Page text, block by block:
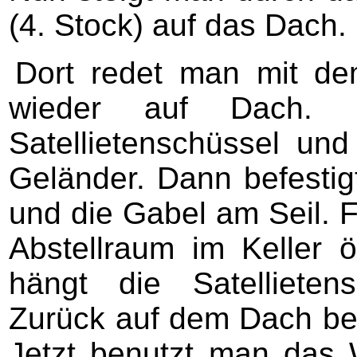
(4. Stock) auf das Dach.
Dort redet man mit
wieder auf Dach.
Satellietenschüssel
Geländer. Dann
und die Gabel am Seil.
Abstellraum im Keller
hängt die
Zurück auf dem Dach